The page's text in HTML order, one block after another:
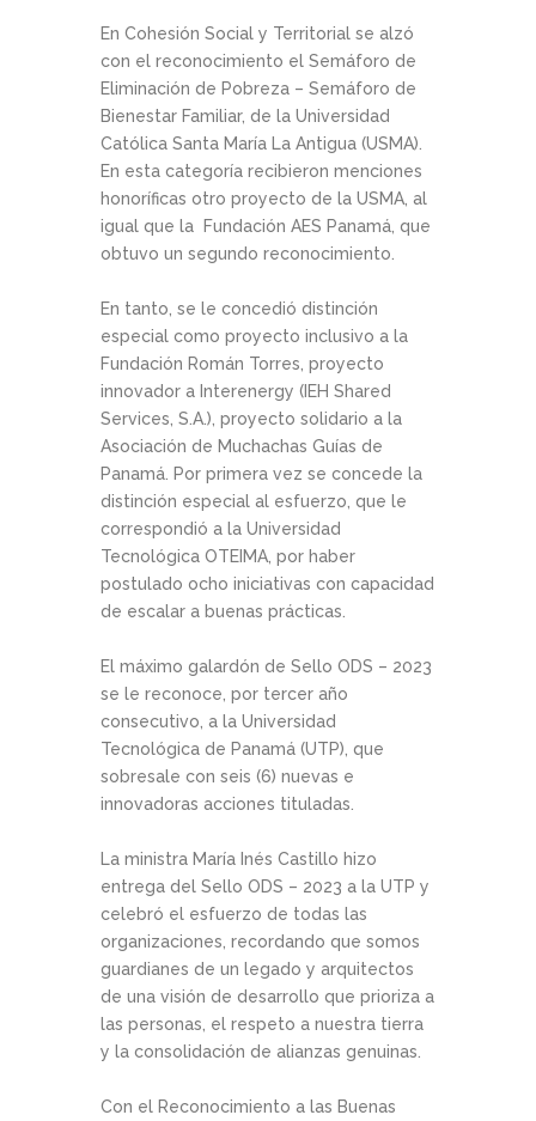
En Cohesión Social y Territorial se alzó
con el reconocimiento el Semáforo de
Eliminación de Pobreza – Semáforo de
Bienestar Familiar, de la Universidad
Católica Santa María La Antigua (USMA).
En esta categoría recibieron menciones
honoríficas otro proyecto de la USMA, al
igual que la Fundación AES Panamá, que
obtuvo un segundo reconocimiento.
En tanto, se le concedió distinción
especial como proyecto inclusivo a la
Fundación Román Torres, proyecto
innovador a Interenergy (IEH Shared
Services, S.A.), proyecto solidario a la
Asociación de Muchachas Guías de
Panamá. Por primera vez se concede la
distinción especial al esfuerzo, que le
correspondió a la Universidad
Tecnológica OTEIMA, por haber
postulado ocho iniciativas con capacidad
de escalar a buenas prácticas.
El máximo galardón de Sello ODS – 2023
se le reconoce, por tercer año
consecutivo, a la Universidad
Tecnológica de Panamá (UTP), que
sobresale con seis (6) nuevas e
innovadoras acciones tituladas.
La ministra María Inés Castillo hizo
entrega del Sello ODS – 2023 a la UTP y
celebró el esfuerzo de todas las
organizaciones, recordando que somos
guardianes de un legado y arquitectos
de una visión de desarrollo que prioriza a
las personas, el respeto a nuestra tierra
y la consolidación de alianzas genuinas.
Con el Reconocimiento a las Buenas